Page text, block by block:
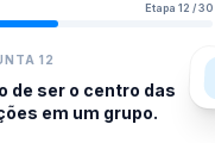
Etapa 12 / 30
12
de ser o centro das
em um grupo.